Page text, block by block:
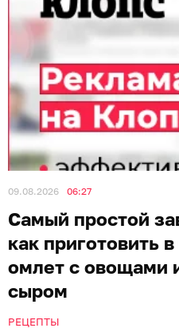
09.08.2026 06:27
Самый простой
как приготовить
омлет с овощами
сыром
РЕЦЕПТЫ